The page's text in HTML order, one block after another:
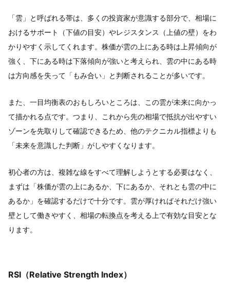
「雲」と呼ばれる帯は、多くの投資家が意識する部分で、相場に
おけるサポート（下値の目安）やレジスタンス（上値の壁）をわ
かりやすく示してくれます。株価が雲の上にある時は上昇傾向が
強く、下にある時は下落傾向が強いと考えられ、雲の中にある時
は方向感を失って「もみ合い」と判断されることが多いです。
また、一目均衡表のおもしろいところは、この雲が未来に向かっ
て描かれる点です。つまり、これから先の相場で抵抗が出やすい
ゾーンを先取りして確認できるため、他のテクニカル指標よりも
「未来を意識した判断」がしやすくなります。
初心者の方は、複雑な線をすべて理解しようとする必要はなく、
まずは「株価が雲の上にあるか、下にあるか、それとも雲の中に
あるか」を確認するだけで十分です。雲が厚ければそれだけ強い
壁として働きやすく、相場の転換点を考える上で有効な目安とな
ります。
RSI（Relative Strength Index）